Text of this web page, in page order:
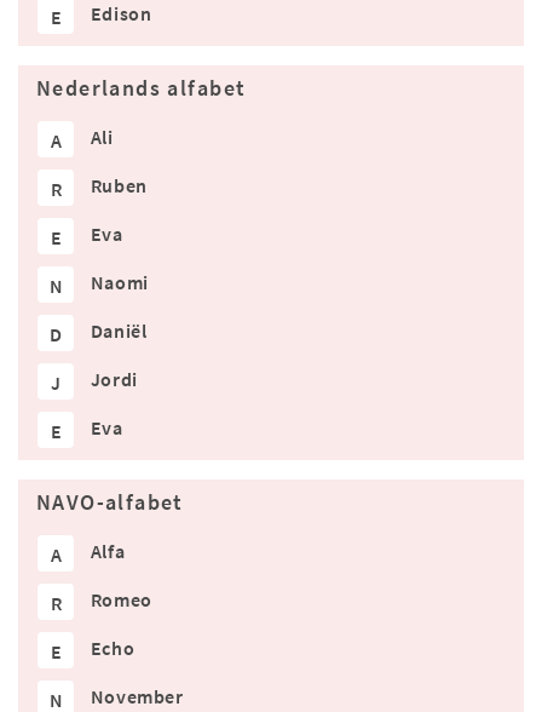
E Edison
Nederlands alfabet
A Ali
R Ruben
E Eva
N Naomi
D Daniël
J Jordi
E Eva
NAVO-alfabet
A Alfa
R Romeo
E Echo
N November